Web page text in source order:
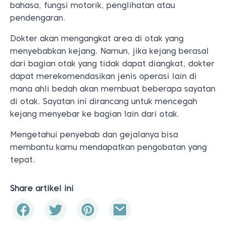
bahasa, fungsi motorik, penglihatan atau
pendengaran.
Dokter akan mengangkat area di otak yang
menyebabkan kejang. Namun, jika kejang berasal
dari bagian otak yang tidak dapat diangkat, dokter
dapat merekomendasikan jenis operasi lain di
mana ahli bedah akan membuat beberapa sayatan
di otak. Sayatan ini dirancang untuk mencegah
kejang menyebar ke bagian lain dari otak.
Mengetahui penyebab dan gejalanya bisa
membantu kamu mendapatkan pengobatan yang
tepat.
Share artikel ini